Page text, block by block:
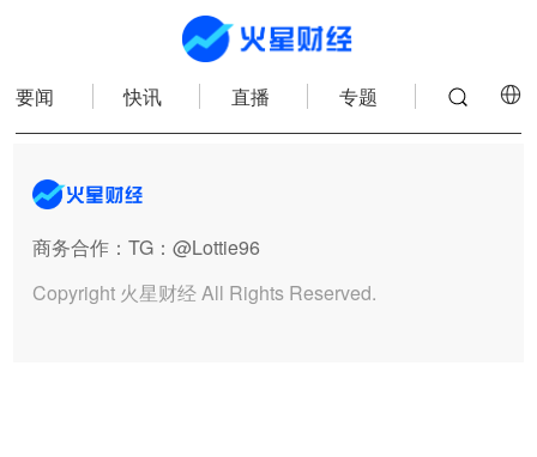
要闻 快讯 直播 专题
商务合作 ：TG：@Lottie96
Copyright 火星财经 All Rights Reserved.